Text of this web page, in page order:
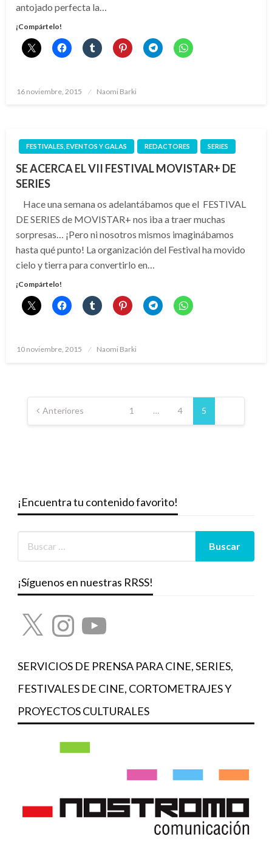
antojado perfecta la…
¡Compártelo!
Publicado
16 noviembre, 2015 Naomi Barki
FESTIVALES, EVENTOS Y GALAS REDACTORES SERIES
SE ACERCA EL VII FESTIVAL MOVISTAR+ DE
SERIES
Hace una semana os adelantábamos que el FESTIVAL
DE SERIES de MOVISTAR+ nos iba a traer muchas
sorpresas… ¡Pero ni nosotros mismos imaginábamos
hasta qué punto! La organización del Festival ha movido
cielo y tierra para convertirlo en…
¡Compártelo!
Publicado
10 noviembre, 2015 Naomi Barki
Paginación
de
entradas
Anteriores 1 … 4 5
¡Encuentra tu contenido favorito!
¡Síguenos en nuestras RRSS!
X InstagramYouTube
SERVICIOS DE PRENSA PARA CINE, SERIES,
FESTIVALES DE CINE, CORTOMETRAJES Y
PROYECTOS CULTURALES